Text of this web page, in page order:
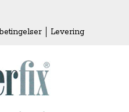
Levering